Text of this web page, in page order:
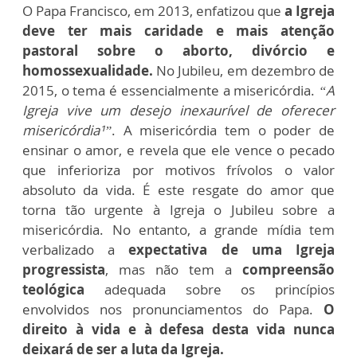
O Papa Francisco, em 2013, enfatizou que a Igreja
deve ter mais caridade e mais atenção
pastoral sobre o aborto, divórcio e
homossexualidade. No Jubileu, em dezembro de
2015, o tema é essencialmente a misericórdia. “A
Igreja vive um desejo inexaurível de oferecer
misericórdia¹”. A misericórdia tem o poder de
ensinar o amor, e revela que ele vence o pecado
que inferioriza por motivos frívolos o valor
absoluto da vida. É este resgate do amor que
torna tão urgente à Igreja o Jubileu sobre a
misericórdia. No entanto, a grande mídia tem
verbalizado aexpectativa de uma Igreja
progressista, mas não tem a compreensão
teológica adequada sobre os princípios
envolvidos nos pronunciamentos do Papa. O
direito à vida e à defesa desta vida nunca
deixará de ser a luta da Igreja.